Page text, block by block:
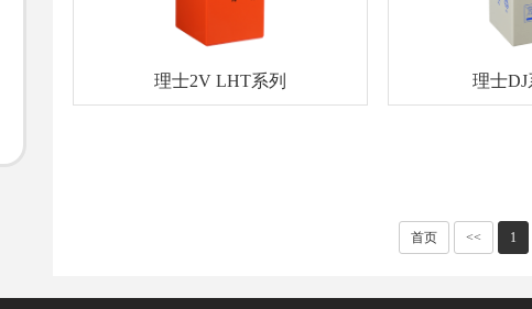
理士2V LHT系列 理士
首页 << 1